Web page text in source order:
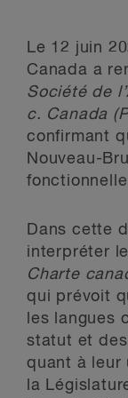
Le 12 juin
Canada a
Société de
c. Canada
confirmant
Nouveau-
Dans cette
interpréter
Charte
qui prévoit
les langues
statut et
quant à leur
la